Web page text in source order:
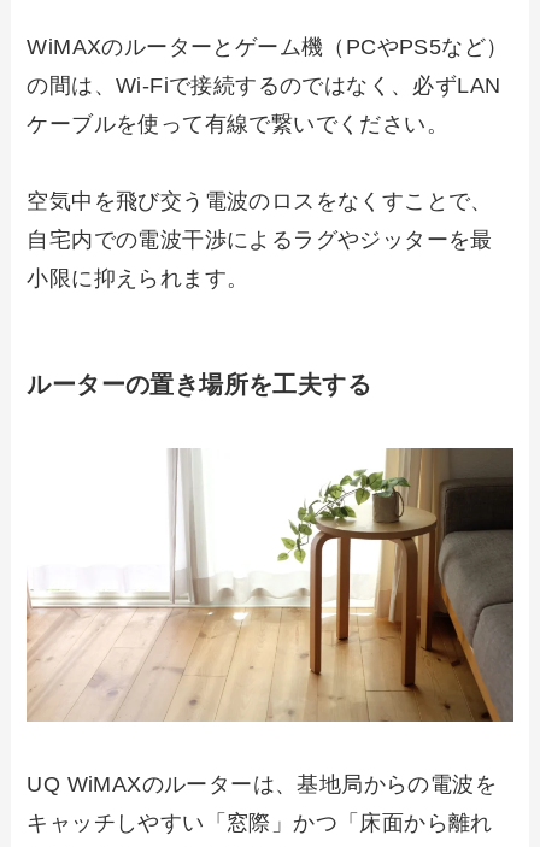
WiMAXのルーターとゲーム機（PCやPS5など）
の間は、Wi-Fiで接続するのではなく、必ずLAN
ケーブルを使って有線で繋いでください。
空気中を飛び交う電波のロスをなくすことで、
自宅内での電波干渉によるラグやジッターを最
小限に抑えられます。
ルーターの置き場所を工夫する
UQ WiMAXのルーターは、基地局からの電波を
キャッチしやすい「窓際」かつ「床面から離れ